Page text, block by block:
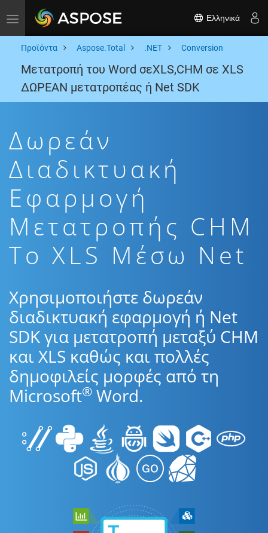
Toggle navigation Ελληνικά
Προϊόντα Aspose.Total .NET Conversion
Μετατροπή του Word σεXLS,CHM σε XLS
ΔΩΡΕΑΝ μετατροπέας ή Net SDK
Δωρεάν
Διαδικτυακή
Εφαρμογή
Μετατροπής CHM
To XLS Μέσω Net
Χρησιμοποιήστε δωρεάν
διαδικτυακή εφαρμογή ή Net
SDK για μετατροπή μεταξύ CHM
και XLS καθώς και πολλές
δημοφιλείς μορφές από τη
Microsoft® Word.